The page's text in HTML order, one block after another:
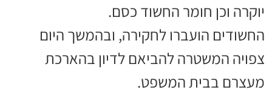
יוקרה וכן חומר החשוד כסם.
החשודים הועברו לחקירה, ובהמשך היום
צפויה המשטרה להביאם לדיון בהארכת
מעצרם בבית המשפט.